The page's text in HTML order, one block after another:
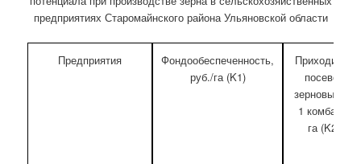
предприятиях Старомайнского района Ульяновской области
Предприятия
Фондообеспеченность,
руб./га (K1)
Приходится
посевов
зерновых на
1 комбайн,
га (K2)